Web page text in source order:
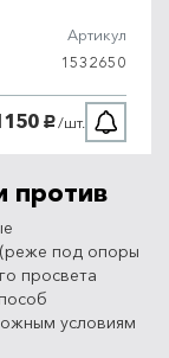
Артикул
1532650
руб./шт.
против
под опоры
просвета
условиям